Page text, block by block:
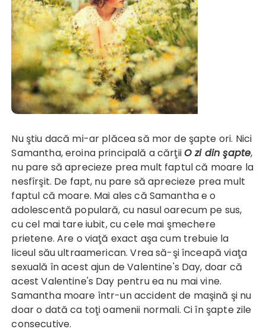
Nu ştiu dacă mi-ar plăcea să mor de şapte ori. Nici
Samantha, eroina principală a cărţiiO zi din şapte,
nu pare să aprecieze prea mult faptul că moare la
nesfîrşit. De fapt, nu pare să aprecieze prea mult
faptul că moare. Mai ales că Samantha e o
adolescentă populară, cu nasul oarecum pe sus,
cu cel mai tare iubit, cu cele mai şmechere
prietene. Are o viaţă exact aşa cum trebuie la
liceul său ultraamerican. Vrea să-şi înceapă viaţa
sexuală în acest ajun de Valentine's Day, doar că
acest Valentine's Day pentru ea nu mai vine.
Samantha moare într-un accident de maşină şi nu
doar o dată ca toţi oamenii normali. Ci în şapte zile
consecutive.